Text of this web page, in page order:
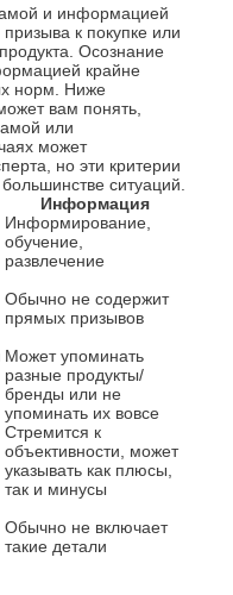
и информацией
к покупке или
Осознание
крайне
норм. Ниже
вам понять,
или
может
но эти критерии
ситуаций.
Информация
Информирование,
обучение,
развлечение
Обычно не содержит
прямых призывов
Может упоминать
разные продукты/
бренды или не
упоминать их вовсе
Стремится к
объективности, может
указывать как плюсы,
так и минусы
Обычно не включает
такие детали